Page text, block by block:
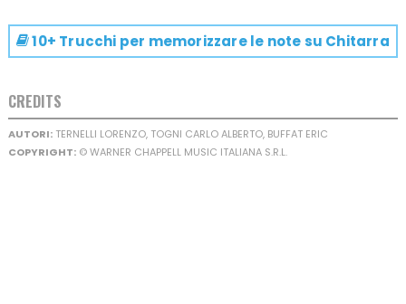
10+ Trucchi per memorizzare le note su Chitarra
CREDITS
AUTORI:TERNELLI LORENZO, TOGNI CARLO ALBERTO, BUFFAT ERIC
COPYRIGHT:© WARNER CHAPPELL MUSIC ITALIANA S.R.L.